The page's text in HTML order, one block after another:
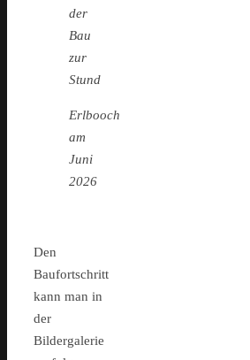
der
Bau
zur
Stund
Erlbooch
am
Juni
2026
Den
Baufortschritt
kann man in
der
Bildergalerie